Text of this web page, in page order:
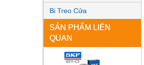
Bi Treo Cửa
SẢN PHẨM LIÊN
QUAN
Vòng Bi SKF 23060 CC/W33